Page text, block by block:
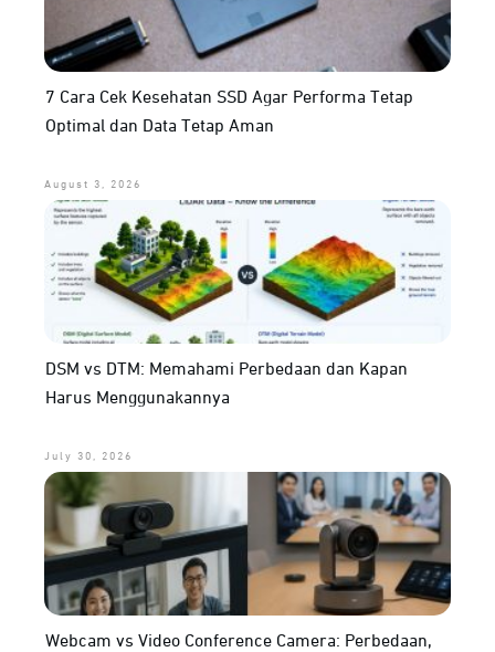
7 Cara Cek Kesehatan SSD Agar Performa Tetap
Optimal dan Data Tetap Aman
August 3, 2026
DSM vs DTM: Memahami Perbedaan dan Kapan
Harus Menggunakannya
July 30, 2026
Webcam vs Video Conference Camera: Perbedaan,